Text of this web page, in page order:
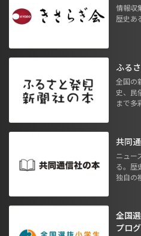
情報収
歴史あ
ふる
全国の
史、民
まで多
共同
ニュー
る。歴
独自の
全国
プロ